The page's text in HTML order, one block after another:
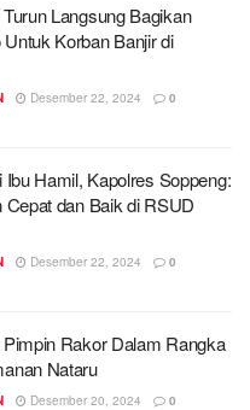
Langsung Bagikan
Korban Banjir di
Desember 22, 2024 0
Hamil, Kapolres Soppeng:
Cepat dan Baik di RSUD
Desember 22, 2024 0
Rakor Dalam Rangka
Nataru
Desember 20, 2024 0